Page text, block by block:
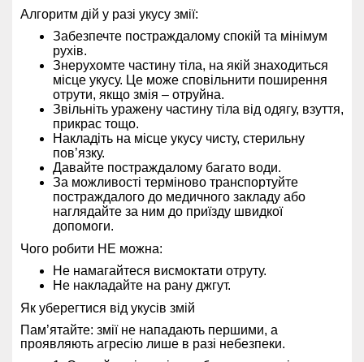
Алгоритм дій у разі укусу змії:
Забезпечте постраждалому спокій та мінімум
рухів.
Знерухомте частину тіла, на якій знаходиться
місце укусу. Це може сповільнити поширення
отрути, якщо змія – отруйна.
Звільніть уражену частину тіла від одягу, взуття,
прикрас тощо.
Накладіть на місце укусу чисту, стерильну
пов’язку.
Давайте постраждалому багато води.
За можливості терміново транспортуйте
постраждалого до медичного закладу або
наглядайте за ним до приїзду швидкої
допомоги.
Чого робити НЕ можна:
Не намагайтеся висмоктати отруту.
Не накладайте на рану джгут.
Як уберегтися від укусів змій
Пам’ятайте: змії не нападають першими, а
проявляють агресію лише в разі небезпеки.